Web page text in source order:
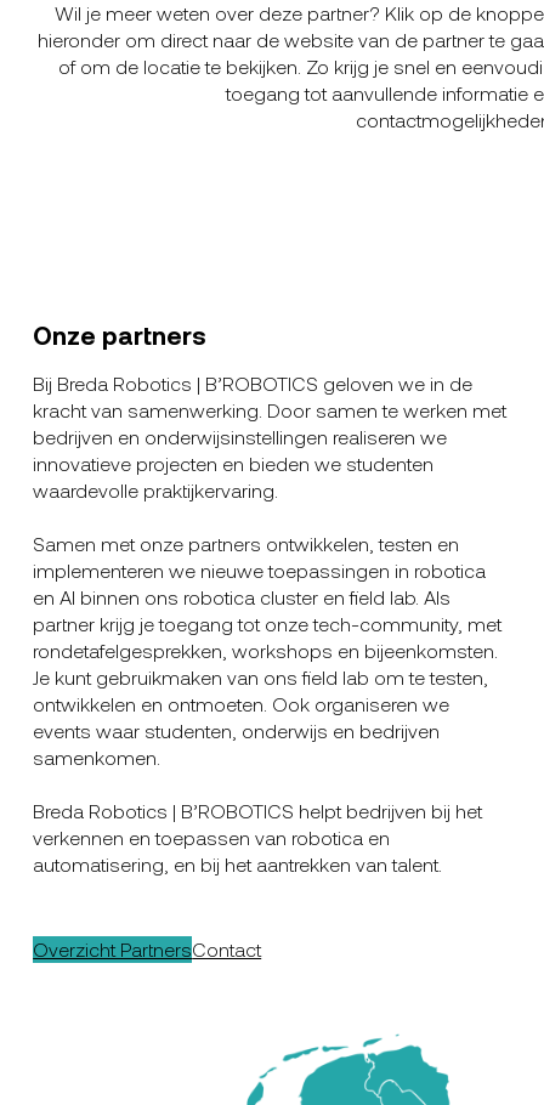
Wil je meer weten over deze partner? Klik op de
hieronder om direct naar de website van de partner te
of om de locatie te bekijken. Zo krijg je snel en
toegang tot aanvullende informatie
Onze partners
Bij Breda Robotics | B’ROBOTICS geloven we in de
kracht van samenwerking. Door samen te werken met
bedrijven en onderwijsinstellingen realiseren we
innovatieve projecten en bieden we studenten
waardevolle praktijkervaring.
Samen met onze partners ontwikkelen, testen en
implementeren we nieuwe toepassingen in robotica
en AI binnen ons robotica cluster en field lab. Als
partner krijg je toegang tot onze tech-community, met
rondetafelgesprekken, workshops en bijeenkomsten.
Je kunt gebruikmaken van ons field lab om te testen,
ontwikkelen en ontmoeten. Ook organiseren we
events waar studenten, onderwijs en bedrijven
samenkomen.
Breda Robotics | B’ROBOTICS helpt bedrijven bij het
verkennen en toepassen van robotica en
automatisering, en bij het aantrekken van talent.
Overzicht PartnersContact